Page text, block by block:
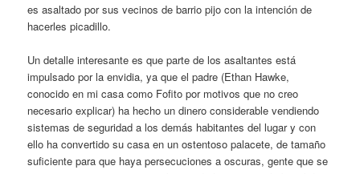
es asaltado por sus vecinos de barrio pijo con la intención de
hacerles picadillo.
Un detalle interesante es que parte de los asaltantes está
impulsado por la envidia, ya que el padre (Ethan Hawke,
conocido en mi casa como Fofito por motivos que no creo
necesario explicar) ha hecho un dinero considerable vendiendo
sistemas de seguridad a los demás habitantes del lugar y con
ello ha convertido su casa en un ostentoso palacete, de tamaño
suficiente para que haya persecuciones a oscuras, gente que se